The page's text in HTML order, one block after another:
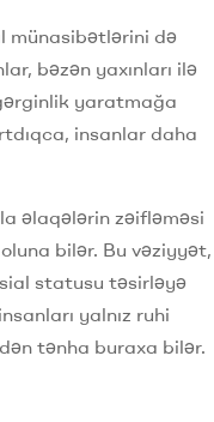
münasibətlərini də
bəzən yaxınları ilə
yaratmağa
insanlar daha
əlaqələrin zəifləməsi
bilər. Bu vəziyyət,
statusu təsirləyə
yalnız ruhi
tənha buraxa bilər.